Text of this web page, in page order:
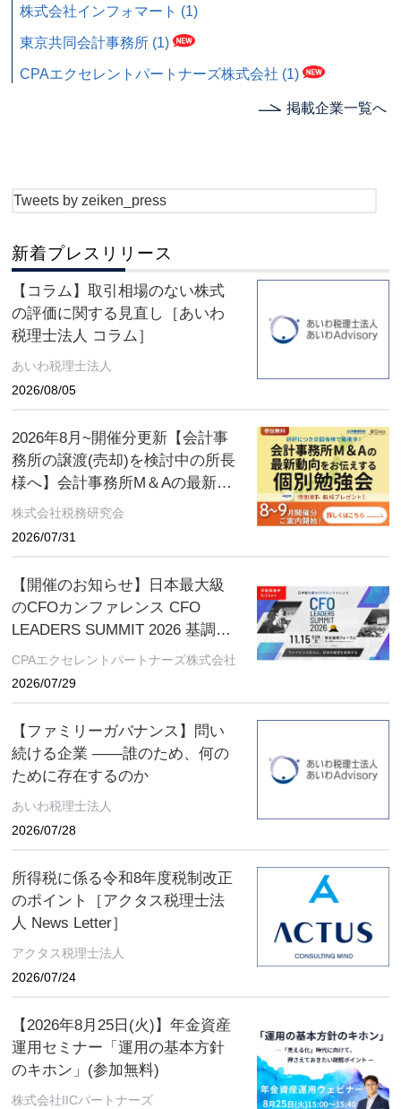
株式会社インフォマート (1)
東京共同会計事務所 (1)
CPAエクセレントパートナーズ株式会社 (1)
掲載企業一覧へ
Tweets by zeiken_press
新着プレスリリース
【コラム】取引相場のない株式
の評価に関する見直し［あいわ
税理士法人 コラム］
あいわ税理士法人
2026/08/05
2026年8月~開催分更新【会計事
務所の譲渡(売却)を検討中の所長
様へ】会計事務所M＆Aの最新動
向をお伝えする無料個別勉強会
株式会社税務研究会
2026/07/31
【開催のお知らせ】日本最大級
のCFOカンファレンス CFO
LEADERS SUMMIT 2026 基調講
演にソフトバンクグループCFO
CPAエクセレントパートナーズ株式会社
2026/07/29
【ファミリーガバナンス】問い
続ける企業 ――誰のため、何の
ために存在するのか
あいわ税理士法人
2026/07/28
所得税に係る令和8年度税制改正
のポイント［アクタス税理士法
人 News Letter］
アクタス税理士法人
2026/07/24
【2026年8月25日(火)】年金資産
運用セミナー「運用の基本方針
のキホン」(参加無料)
株式会社IICパートナーズ